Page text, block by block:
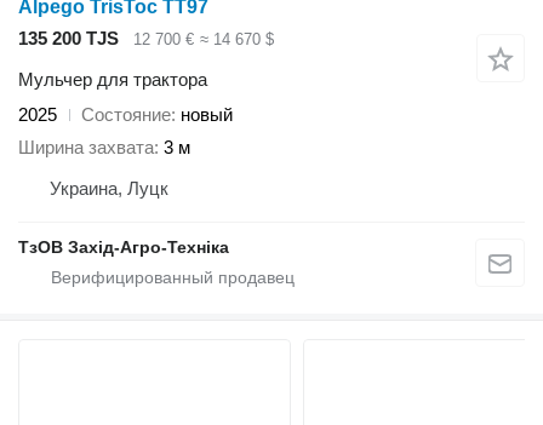
Alpego TrisToc TT97
135 200 TJS
12 700 € ≈ 14 670 $
Мульчер для трактора
2025
Состояние новый
Ширина захвата 3 м
Украина, Луцк
ТзОВ Захід-Агро-Техніка